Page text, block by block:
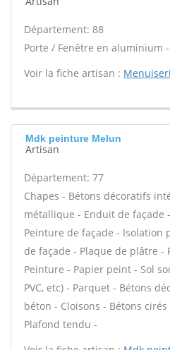
Département: 88
Porte / Fenêtre en aluminium -
Voir la fiche artisan :
Mdk peinture Melun
Artisan
Département: 77
Chapes - Bétons décoratifs
métallique - Enduit de façade
Peinture de façade - Isolation
de façade - Plaque de plâtre -
Peinture - Papier peint - Sol
PVC, etc) - Parquet - Bétons
béton - Cloisons - Bétons
Plafond tendu -